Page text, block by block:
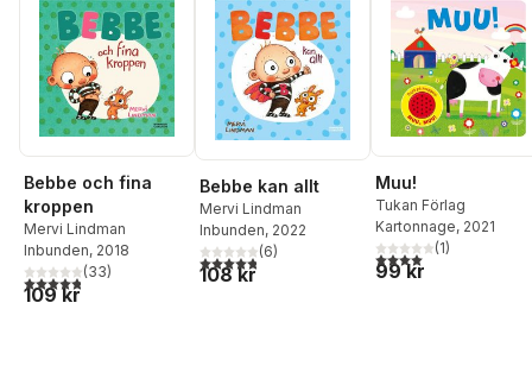
Bebbe och fina
kroppen
Mervi Lindman
Inbunden, 2018
4,8utav 5 stjärnor. Totalt antal röster:
(33)
109 kr
Bebbe kan allt
Mervi Lindman
Inbunden, 2022
4,8utav 5 stjärnor. Totalt antal röster:
(6)
108 kr
Muu!
Tukan Förlag
Kartonnage, 2021
4,0utav 5 stjärnor.
(1)
99 kr